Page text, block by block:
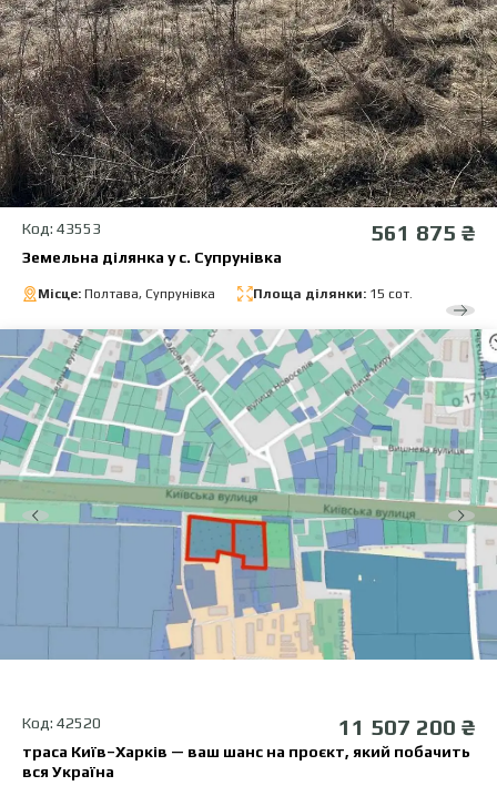
Код: 43553 561 875 ₴
Земельна ділянка у с. Супрунівка
Місце: Полтава, Супрунівка Площа ділянки: 15 сот.
Код: 42520 11 507 200 ₴
траса Київ–Харків — ваш шанс на проєкт, який побачить
вся Україна